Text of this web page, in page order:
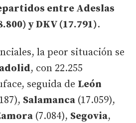
entre Adeslas
y DKV (17.791).
la peor situación se
, con 22.255
seguida de León
Salamanca (17.059),
(7.084), Segovia,